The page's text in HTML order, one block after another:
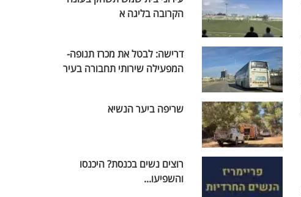
הקרובה בליגה א
דרישה: לבטל את מכרז תנופה-
המפעילה שירותי תחבורה בעיר
שריפה ביער הנשיא
רוצים נשים בכנסת? היכנסו
והשפיעו...